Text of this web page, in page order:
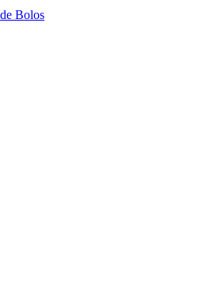
Bolos